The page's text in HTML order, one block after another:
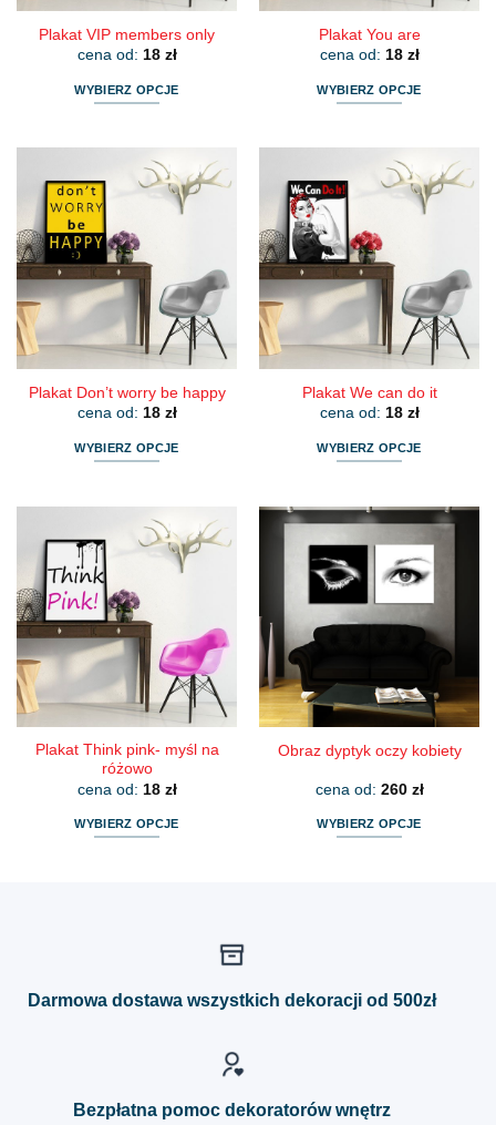
Plakat VIP members only
cena od: 18 zł
WYBIERZ OPCJE
wiele
wariantów.
Opcje
można
wybrać
na
stronie
produktu
Plakat You are
cena od: 18 zł
WYBIERZ OPCJE
wiele
wariantów.
Opcje
można
wybrać
na
stronie
produktu
Plakat Don’t worry be happy
cena od: 18 zł
WYBIERZ OPCJE
wiele
wariantów.
Opcje
można
wybrać
na
stronie
produktu
Plakat We can do it
cena od: 18 zł
WYBIERZ OPCJE
ma
wiele
wariantów.
Opcje
stronie
produktu
Plakat Think pink- myśl na
różowo
cena od: 18 zł
WYBIERZ OPCJE
Obraz dyptyk oczy kobiety
cena od: 260 zł
WYBIERZ OPCJE
można
Darmowa dostawa wszystkich dekoracji od 500zł
Bezpłatna pomoc dekoratorów wnętrz